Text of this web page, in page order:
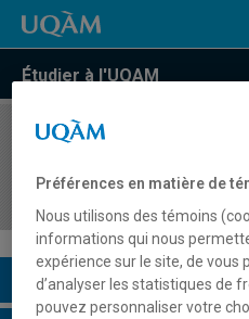
Étudier à l'UQAM
COURS//
séquentielle
Description du cours
Préférences en matière de
Nous utilisons des témoins
informations qui nous
expérience sur le site, de vous
d’analyser les statistiques de
pouvez personnaliser votre